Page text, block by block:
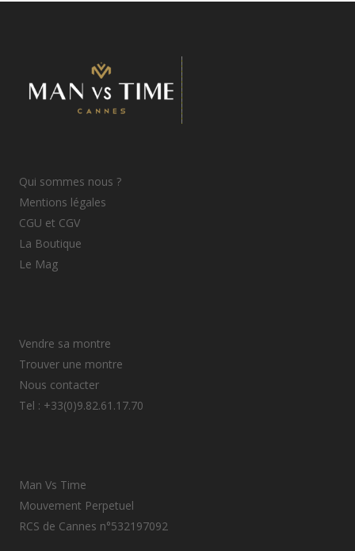
Qui sommes nous ?
Mentions légales
CGU et CGV
La Boutique
Le Mag
Vendre sa montre
Trouver une montre
Nous contacter
Tel : +33(0)9.82.61.17.70
Man Vs Time
Mouvement Perpetuel
RCS de Cannes n°532197092